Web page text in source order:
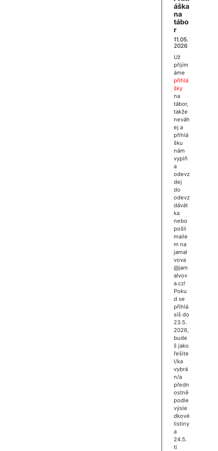
áška
na
tábo
r
11.05.
2026
Už
přijím
áme
přihlá
šky
na
tábor,
takže
neváh
ej a
přihlá
šku
nám
vyplň
a
odevz
dej
do
odevz
dávát
ka
nebo
pošli
maile
m na
jamal
vova
@jam
alvov
a.cz!
Poku
d se
přihlá
síš do
23.5.
2026,
bude
š jako
řešite
l/ka
vybrá
n/a
předn
ostně
podle
výsle
dkové
listiny
a
24.5.
ti